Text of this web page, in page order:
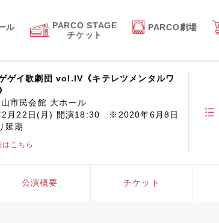
ル
PARCO STAGE
チケット
PARCO劇場
ゲイ歌劇団 vol.IV《キテレツメンタルワ
市民会館 大ホール
2月22日(月) 開演18:30 ※2020年6月8日
延期
こちら
公演概要 チケット